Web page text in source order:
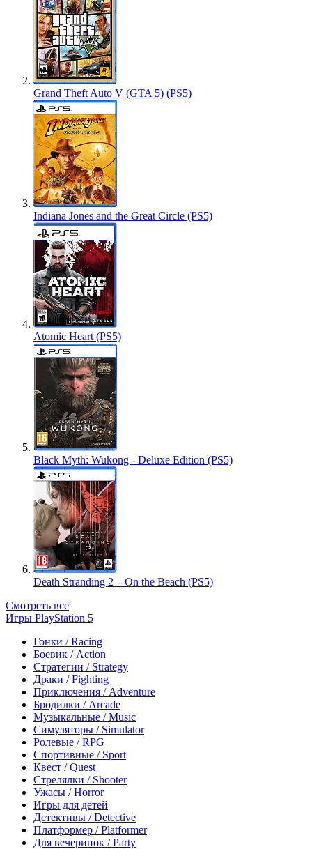
Grand Theft Auto V (GTA 5) (PS5)
Indiana Jones and the Great Circle (PS5)
Atomic Heart (PS5)
Black Myth: Wukong - Deluxe Edition (PS5)
Death Stranding 2 – On the Beach (PS5)
Смотреть все
Игры PlayStation 5
Гонки / Racing
Боевик / Action
Стратегии / Strategy
Драки / Fighting
Приключения / Adventure
Бродилки / Arcade
Музыкальные / Music
Симуляторы / Simulator
Ролевые / RPG
Спортивные / Sport
Квест / Quest
Стрелялки / Shooter
Ужасы / Horror
Игры для детей
Детективы / Detective
Платформер / Platformer
Для вечеринок / Party